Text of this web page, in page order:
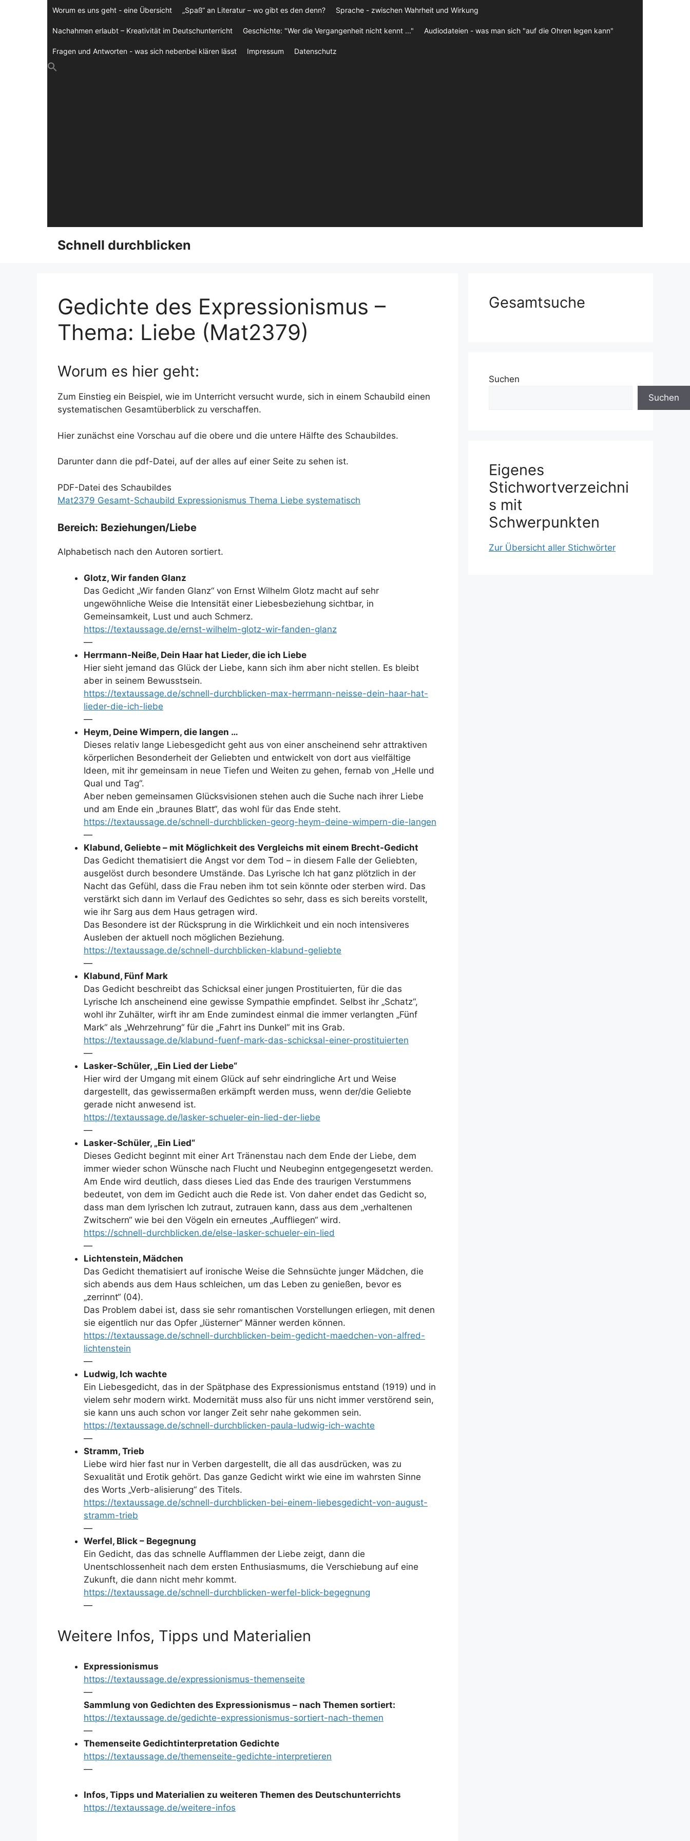
Worum es uns geht - eine Übersicht „Spaß“ an Literatur – wo gibt es den denn? Sprache - zwischen Wahrheit und Wirkung
Nachahmen erlaubt – Kreativität im Deutschunterricht Geschichte: "Wer die Vergangenheit nicht kennt ..." Audiodateien - was man sich "auf die Ohren legen kann"
Fragen und Antworten - was sich nebenbei klären lässt Impressum Datenschutz
Schnell durchblicken
Gedichte des Expressionismus –
Thema: Liebe (Mat2379)
Worum es hier geht:
Zum Einstieg ein Beispiel, wie im Unterricht versucht wurde, sich in einem Schaubild einen
systematischen Gesamtüberblick zu verschaffen.
Hier zunächst eine Vorschau auf die obere und die untere Hälfte des Schaubildes.
Darunter dann die pdf-Datei, auf der alles auf einer Seite zu sehen ist.
PDF-Datei des Schaubildes
Mat2379 Gesamt-Schaubild Expressionismus Thema Liebe systematisch
Bereich: Beziehungen/Liebe
Alphabetisch nach den Autoren sortiert.
Glotz, Wir fanden Glanz
Das Gedicht „Wir fanden Glanz“ von Ernst Wilhelm Glotz macht auf sehr
ungewöhnliche Weise die Intensität einer Liebesbeziehung sichtbar, in
Gemeinsamkeit, Lust und auch Schmerz.
https://textaussage.de/ernst-wilhelm-glotz-wir-fanden-glanz
—
Herrmann-Neiße, Dein Haar hat Lieder, die ich Liebe
Hier sieht jemand das Glück der Liebe, kann sich ihm aber nicht stellen. Es bleibt
aber in seinem Bewusstsein.
https://textaussage.de/schnell-durchblicken-max-herrmann-neisse-dein-haar-hat-
lieder-die-ich-liebe
—
Heym, Deine Wimpern, die langen …
Dieses relativ lange Liebesgedicht geht aus von einer anscheinend sehr attraktiven
körperlichen Besonderheit der Geliebten und entwickelt von dort aus vielfältige
Ideen, mit ihr gemeinsam in neue Tiefen und Weiten zu gehen, fernab von „Helle und
Qual und Tag“.
Aber neben gemeinsamen Glücksvisionen stehen auch die Suche nach ihrer Liebe
und am Ende ein „braunes Blatt“, das wohl für das Ende steht.
https://textaussage.de/schnell-durchblicken-georg-heym-deine-wimpern-die-langen
—
Klabund, Geliebte – mit Möglichkeit des Vergleichs mit einem Brecht-Gedicht
Das Gedicht thematisiert die Angst vor dem Tod – in diesem Falle der Geliebten,
ausgelöst durch besondere Umstände. Das Lyrische Ich hat ganz plötzlich in der
Nacht das Gefühl, dass die Frau neben ihm tot sein könnte oder sterben wird. Das
verstärkt sich dann im Verlauf des Gedichtes so sehr, dass es sich bereits vorstellt,
wie ihr Sarg aus dem Haus getragen wird.
Das Besondere ist der Rücksprung in die Wirklichkeit und ein noch intensiveres
Ausleben der aktuell noch möglichen Beziehung.
https://textaussage.de/schnell-durchblicken-klabund-geliebte
—
Klabund, Fünf Mark
Das Gedicht beschreibt das Schicksal einer jungen Prostituierten, für die das
Lyrische Ich anscheinend eine gewisse Sympathie empfindet. Selbst ihr „Schatz“,
wohl ihr Zuhälter, wirft ihr am Ende zumindest einmal die immer verlangten „Fünf
Mark“ als „Wehrzehrung“ für die „Fahrt ins Dunkel“ mit ins Grab.
https://textaussage.de/klabund-fuenf-mark-das-schicksal-einer-prostituierten
—
Lasker-Schüler, „Ein Lied der Liebe“
Hier wird der Umgang mit einem Glück auf sehr eindringliche Art und Weise
dargestellt, das gewissermaßen erkämpft werden muss, wenn der/die Geliebte
gerade nicht anwesend ist.
https://textaussage.de/lasker-schueler-ein-lied-der-liebe
—
Lasker-Schüler, „Ein Lied“
Dieses Gedicht beginnt mit einer Art Tränenstau nach dem Ende der Liebe, dem
immer wieder schon Wünsche nach Flucht und Neubeginn entgegengesetzt werden.
Am Ende wird deutlich, dass dieses Lied das Ende des traurigen Verstummens
bedeutet, von dem im Gedicht auch die Rede ist. Von daher endet das Gedicht so,
dass man dem lyrischen Ich zutraut, zutrauen kann, dass aus dem „verhaltenen
Zwitschern“ wie bei den Vögeln ein erneutes „Auffliegen“ wird.
https://schnell-durchblicken.de/else-lasker-schueler-ein-lied
—
Lichtenstein, Mädchen
Das Gedicht thematisiert auf ironische Weise die Sehnsüchte junger Mädchen, die
sich abends aus dem Haus schleichen, um das Leben zu genießen, bevor es
„zerrinnt“ (04).
Das Problem dabei ist, dass sie sehr romantischen Vorstellungen erliegen, mit denen
sie eigentlich nur das Opfer „lüsterner“ Männer werden können.
https://textaussage.de/schnell-durchblicken-beim-gedicht-maedchen-von-alfred-
lichtenstein
—
Ludwig, Ich wachte
Ein Liebesgedicht, das in der Spätphase des Expressionismus entstand (1919) und in
vielem sehr modern wirkt. Modernität muss also für uns nicht immer verstörend sein,
sie kann uns auch schon vor langer Zeit sehr nahe gekommen sein.
https://textaussage.de/schnell-durchblicken-paula-ludwig-ich-wachte
—
Stramm, Trieb
Liebe wird hier fast nur in Verben dargestellt, die all das ausdrücken, was zu
Sexualität und Erotik gehört. Das ganze Gedicht wirkt wie eine im wahrsten Sinne
des Worts „Verb-alisierung“ des Titels.
https://textaussage.de/schnell-durchblicken-bei-einem-liebesgedicht-von-august-
stramm-trieb
—
Werfel, Blick – Begegnung
Ein Gedicht, das das schnelle Aufflammen der Liebe zeigt, dann die
Unentschlossenheit nach dem ersten Enthusiasmums, die Verschiebung auf eine
Zukunft, die dann nicht mehr kommt.
https://textaussage.de/schnell-durchblicken-werfel-blick-begegnung
—
Weitere Infos, Tipps und Materialien
Expressionismus
https://textaussage.de/expressionismus-themenseite
—
Sammlung von Gedichten des Expressionismus – nach Themen sortiert:
https://textaussage.de/gedichte-expressionismus-sortiert-nach-themen
—
Themenseite Gedichtinterpretation Gedichte
https://textaussage.de/themenseite-gedichte-interpretieren
—
Infos, Tipps und Materialien zu weiteren Themen des Deutschunterrichts
https://textaussage.de/weitere-infos
Gesamtsuche
Suchen
Suchen
Eigenes
Stichwortverzeichni
s mit
Schwerpunkten
Zur Übersicht aller Stichwörter